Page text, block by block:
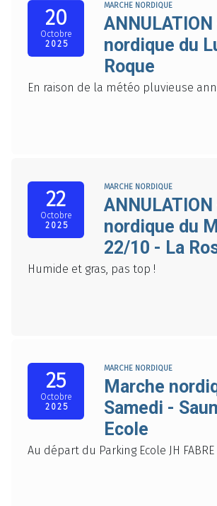
20
Octobre
2025
MARCHE NORDIQUE
nordique du
Roque
En raison de la météo pluvieuse
22
Octobre
2025
MARCHE NORDIQUE
nordique du
22/10 - La
Humide et gras, pas top !
25
Octobre
2025
MARCHE NORDIQUE
Marche
Samedi -
Ecole
Au départ du Parking Ecole JH FABRE